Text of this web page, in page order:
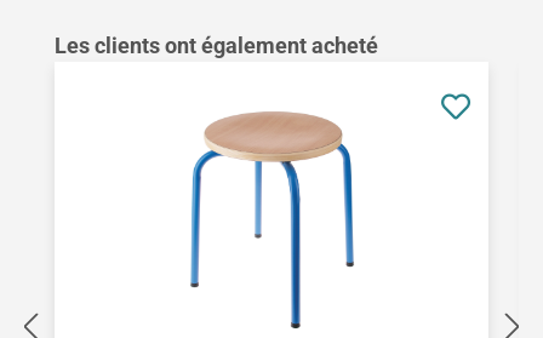
Ignorer la galerie de produits
Les clients ont également acheté